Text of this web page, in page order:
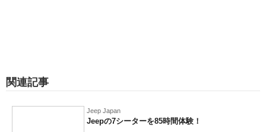
関連記事
Jeep Japan
Jeepの7シーターを85時間体験！